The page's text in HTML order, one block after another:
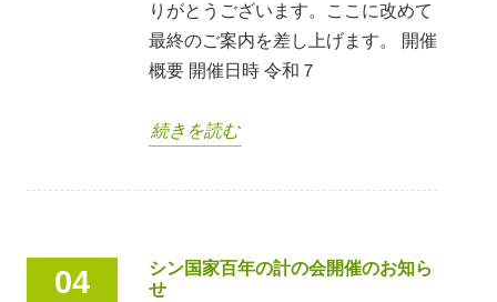
りがとうございます。ここに改めて
最終のご案内を差し上げます。 開催
概要 開催日時 令和７
続きを読む
04
シン国家百年の計の会開催のお知ら
せ